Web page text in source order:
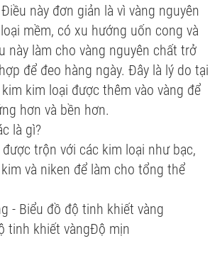
này đơn giản là vì vàng nguyên
mềm, có xu hướng uốn cong và
này làm cho vàng nguyên chất trở
để đeo hàng ngày. Đây là lý do tại
kim loại được thêm vào vàng để
hơn và bền hơn.
là gì?
trộn với các kim loại như bạc,
và niken để làm cho tổng thể
- Biểu đồ độ tinh khiết vàng
tinh khiết vàngĐộ mịn